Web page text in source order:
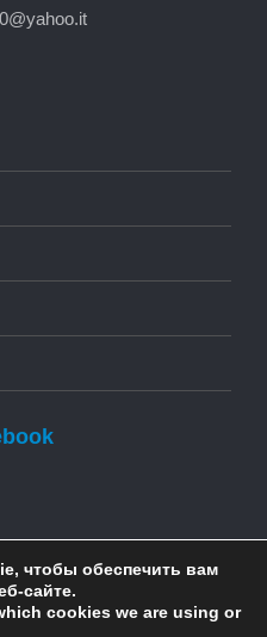
| All Rights
чтобы обеспечить вам
сайте.
cookies we are using or